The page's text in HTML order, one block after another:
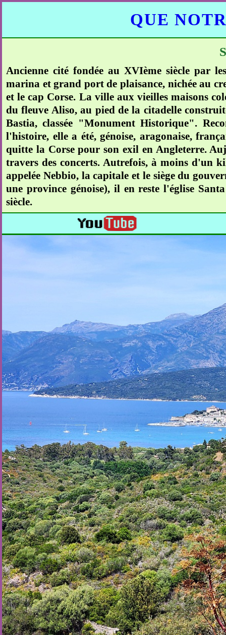
QUE
Ancienne cité fondée au XVIème siècle par
marina et grand port de plaisance, nichée au
et le cap Corse. La ville aux vieilles maisons
du fleuve Aliso, au pied de la citadelle
Bastia, classée "Monument Historique".
l'histoire, elle a été, génoise, aragonaise,
quitte la Corse pour son exil en Angleterre.
travers des concerts. Autrefois, à moins d'un
appelée Nebbio, la capitale et le siège du
une province génoise), il en reste l'église
siècle.